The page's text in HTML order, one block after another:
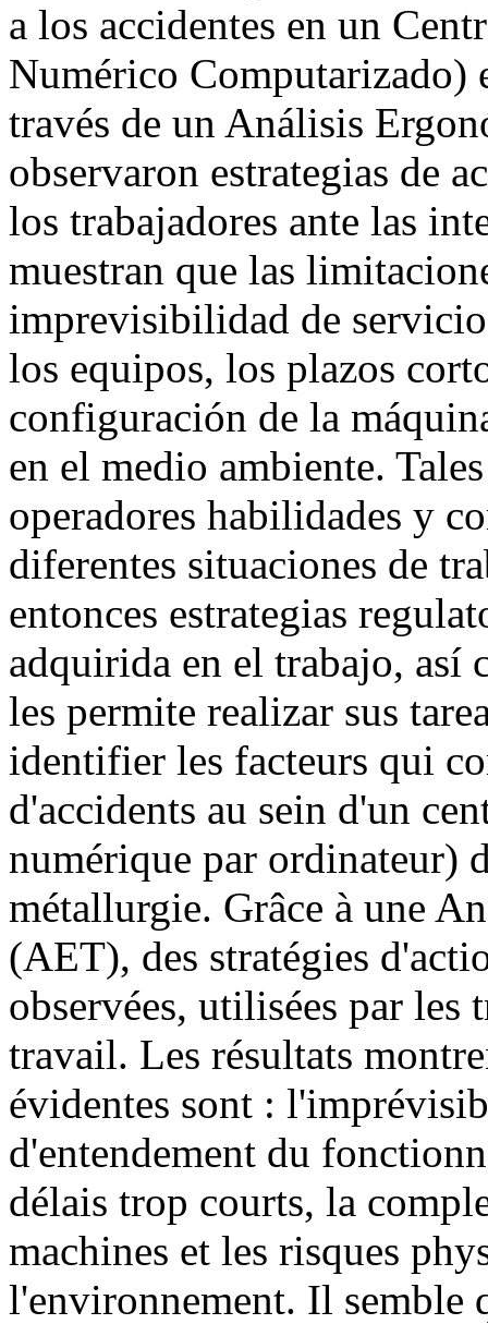
a los accidentes en un
Numérico Computarizado)
través de un Análisis
observaron estrategias de
los trabajadores ante las
muestran que las
imprevisibilidad de
los equipos, los plazos
configuración de la
en el medio ambiente.
operadores habilidades y
diferentes situaciones de
entonces estrategias
adquirida en el trabajo, así
les permite realizar sus
identifier les facteurs qui
d'accidents au sein d'un
numérique par ordinateur)
métallurgie. Grâce à une
(AET), des stratégies
observées, utilisées par les
travail. Les résultats
évidentes sont :
d'entendement du
délais trop courts, la
machines et les risques
l'environnement. Il semble